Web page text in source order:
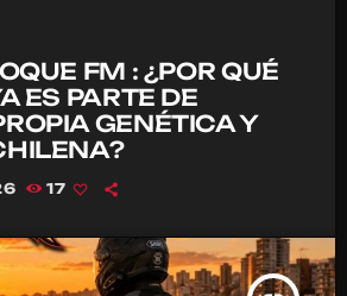
FM : ¿POR QUÉ
ES PARTE DE
GENÉTICA Y
17